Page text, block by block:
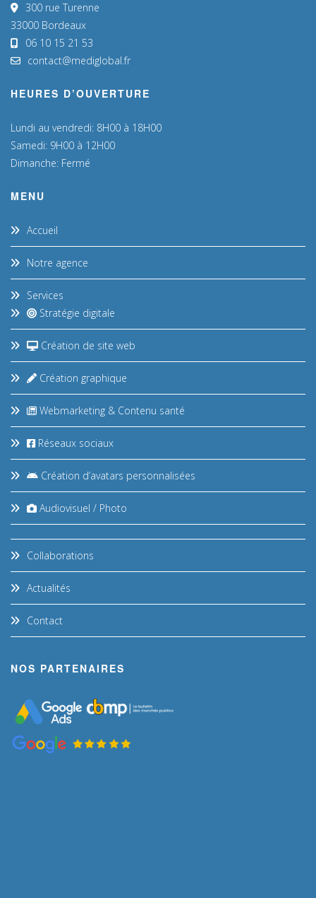
300 rue Turenne
33000 Bordeaux
06 10 15 21 53
contact@mediglobal.fr
HEURES D’OUVERTURE
Lundi au vendredi: 8H00 à 18H00
Samedi: 9H00 à 12H00
Dimanche: Fermé
MENU
Accueil
Notre agence
Services
Stratégie digitale
Création de site web
Création graphique
Webmarketing & Contenu santé
Réseaux sociaux
Création d’avatars personnalisées
Audiovisuel / Photo
Collaborations
Actualités
Contact
NOS PARTENAIRES